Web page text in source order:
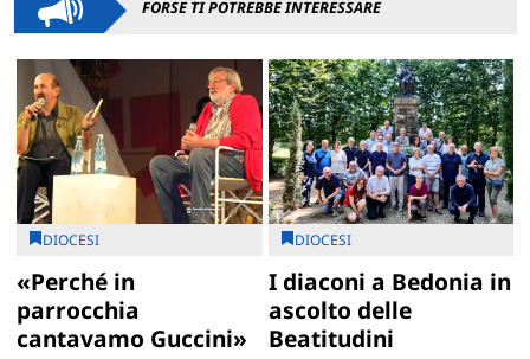
FORSE TI POTREBBE INTERESSARE
DIOCESI
«Perché in
parrocchia
cantavamo Guccini»
DIOCESI
I diaconi a Bedonia in
ascolto delle
Beatitudini